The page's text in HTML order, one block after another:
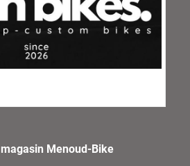
Menoud-Bike